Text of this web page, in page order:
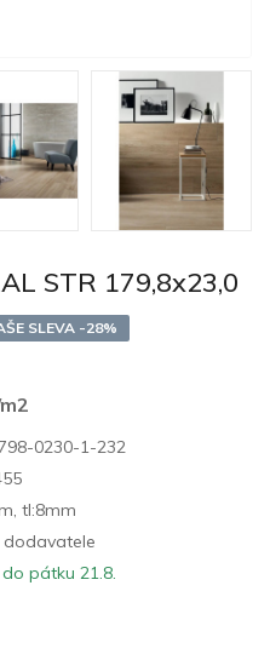
STR 179,8x23,0
SLEVA -28%
0230-1-232
tl:8mm
dodavatele
pátku 21.8.